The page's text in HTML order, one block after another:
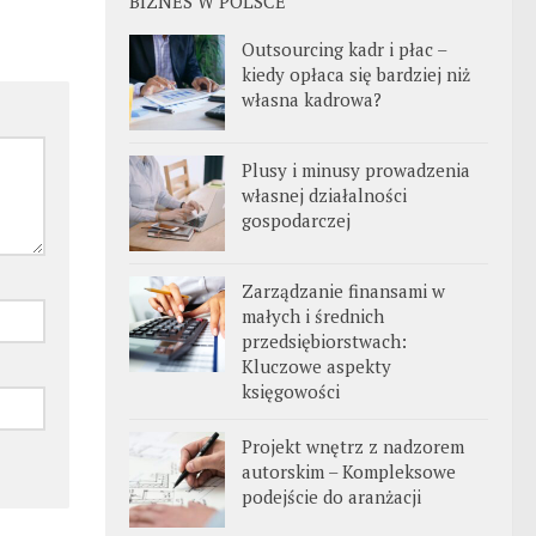
Outsourcing kadr i płac –
kiedy opłaca się bardziej niż
własna kadrowa?
Plusy i minusy prowadzenia
własnej działalności
gospodarczej
Zarządzanie finansami w
małych i średnich
przedsiębiorstwach:
Kluczowe aspekty
księgowości
Projekt wnętrz z nadzorem
autorskim – Kompleksowe
podejście do aranżacji